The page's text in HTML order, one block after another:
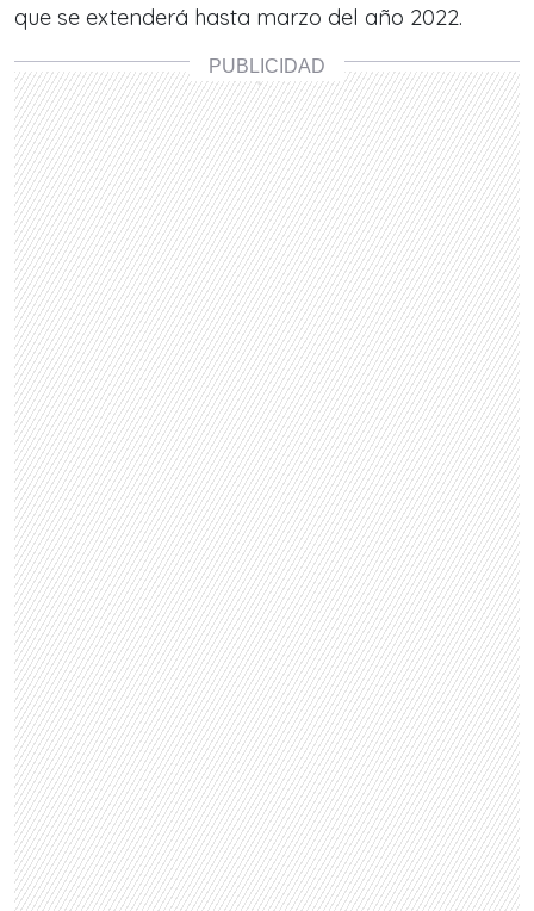
que se extenderá hasta marzo del año 2022.